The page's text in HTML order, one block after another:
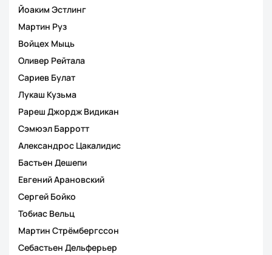
Йоаким Эстлинг
Мартин Руз
Войцех Мыць
Оливер Рейтала
Сариев Булат
Лукаш Кузьма
Рареш Джордж Видикан
Сэмюэл Барротт
Александрос Цакалидис
Бастьен Дешепи
Евгений Арановский
Сергей Бойко
Тобиас Вельц
Мартин Стрёмбергссон
Себастьен Дельферьер